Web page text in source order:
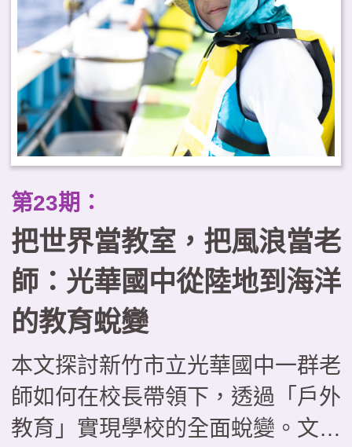
踐場域，提供實務參考。
第23期：
把世界當教室，把風浪當老
師：光華國中從陸地到海洋
的教育蛻變
本文探討新竹市立光華國中一群老
師如何在校長帶領下，透過「戶外
教育」實現學校的全面蛻變。文章